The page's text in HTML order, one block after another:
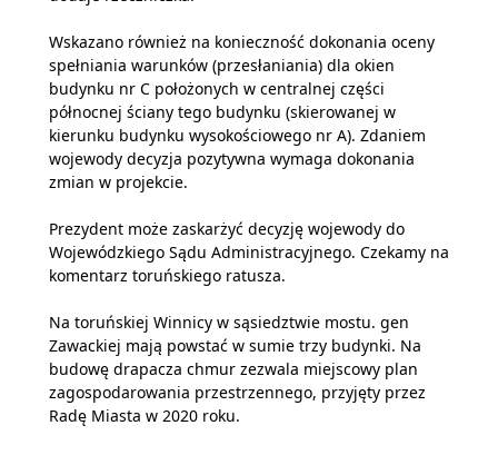
Wskazano również na konieczność dokonania oceny
spełniania warunków (przesłaniania) dla okien
budynku nr C położonych w centralnej części
północnej ściany tego budynku (skierowanej w
kierunku budynku wysokościowego nr A). Zdaniem
wojewody decyzja pozytywna wymaga dokonania
zmian w projekcie.
Prezydent może zaskarżyć decyzję wojewody do
Wojewódzkiego Sądu Administracyjnego. Czekamy na
komentarz toruńskiego ratusza.
Na toruńskiej Winnicy w sąsiedztwie mostu. gen
Zawackiej mają powstać w sumie trzy budynki. Na
budowę drapacza chmur zezwala miejscowy plan
zagospodarowania przestrzennego, przyjęty przez
Radę Miasta w 2020 roku.